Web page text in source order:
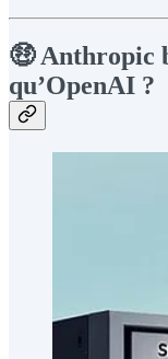
🤑 Anthropic
qu’OpenAI ?